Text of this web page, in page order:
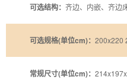
可选结构： 齐边、内嵌、齐边
可选规格(单位cm)： 200x220
常规尺寸(单位cm)：